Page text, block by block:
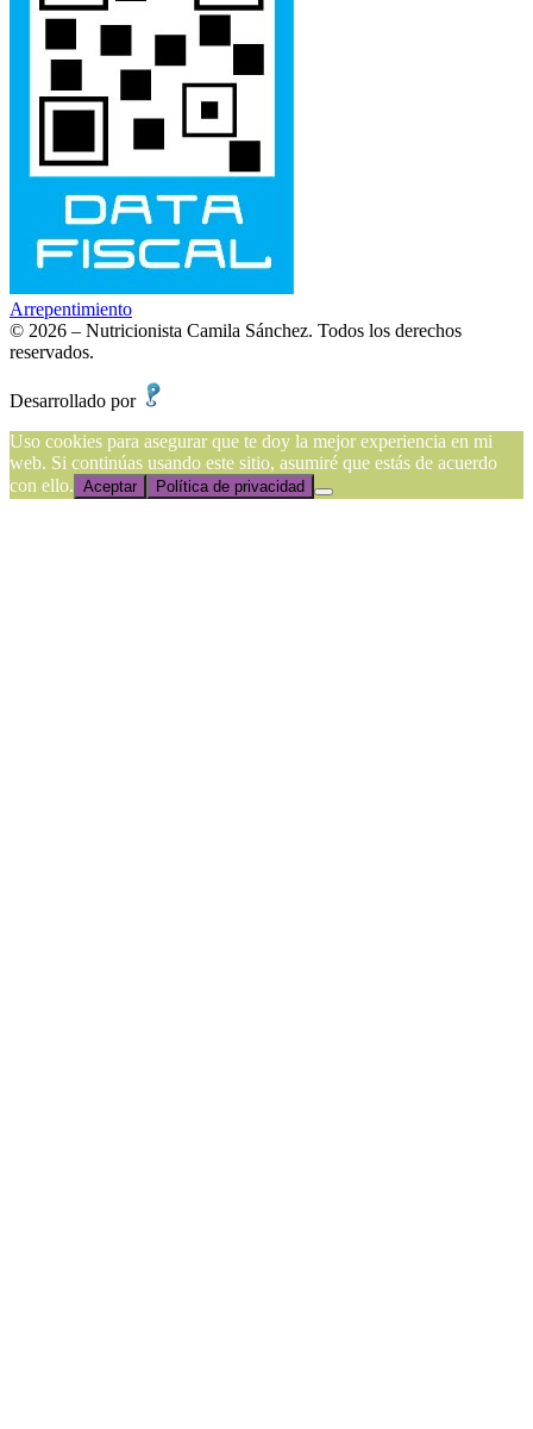
Arrepentimiento
© 2026 – Nutricionista Camila Sánchez. Todos los derechos
reservados.
Desarrollado por
Uso cookies para asegurar que te doy la mejor experiencia en mi
web. Si continúas usando este sitio, asumiré que estás de acuerdo
con ello. Aceptar Política de privacidad